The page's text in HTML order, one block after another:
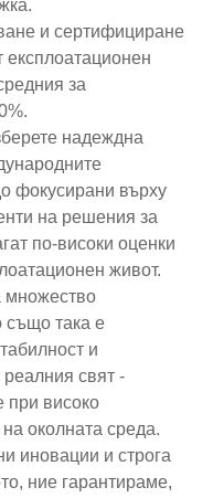
и сертифициране
експлоатационен
за
надеждна
фокусирани върху
на решения за
по-високи оценки
живот.
множество
също така е
и
свят -
при високо
околната среда.
иновации и строга
ние гарантираме,